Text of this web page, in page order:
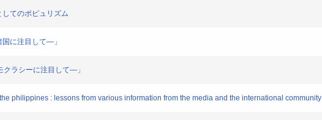
てのポピュリズム
に注目して―」
ラシーに注目して―」
philippines : lessons from various information from the media and the international community